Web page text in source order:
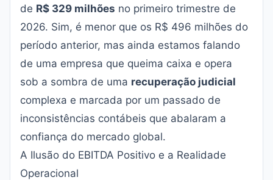
de R$ 329 milhões no primeiro trimestre de
2026. Sim, é menor que os R$ 496 milhões do
período anterior, mas ainda estamos falando
de uma empresa que queima caixa e opera
sob a sombra de uma recuperação judicial
complexa e marcada por um passado de
inconsistências contábeis que abalaram a
confiança do mercado global.
A Ilusão do EBITDA Positivo e a Realidade
Operacional